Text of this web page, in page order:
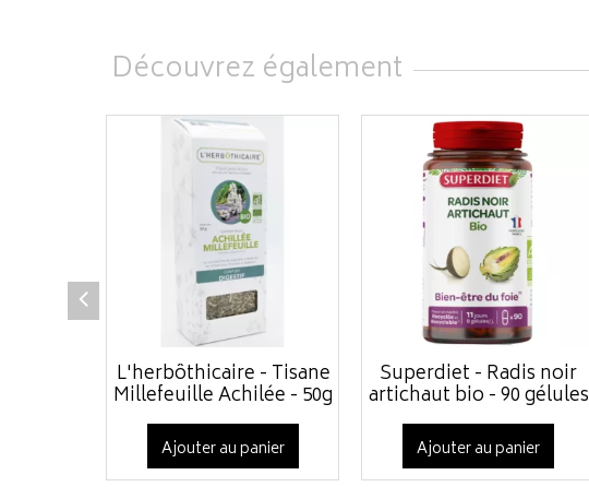
Découvrez également
L'herbôthicaire - Tisane
Millefeuille Achilée - 50g
Ajouter au panier
Superdiet - Radis noir
artichaut bio - 90 gélules
Ajouter au panier